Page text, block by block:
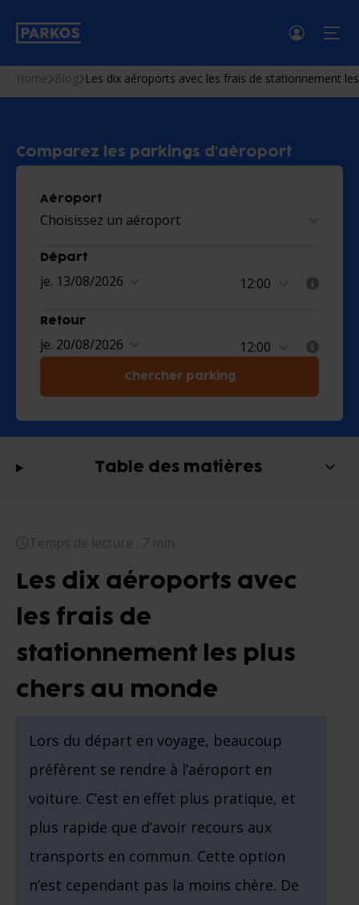
Home Blog Les dix aéroports avec les frais de stationnement
Comparez les parkings d'aéroport
Aéroport
Choisissez un aéroport
Départ
je. 13/08/2026
Retour
je. 20/08/2026
Chercher parking
Temps de lecture : 7 min
Les dix aéroports avec
les frais de
stationnement les plus
chers au monde
Lors du départ en voyage, beaucoup
préfèrent se rendre à l’aéroport en
voiture. C’est en effet plus pratique, et
plus rapide que d’avoir recours aux
transports en commun. Cette option
n’est cependant pas la moins chère. De
Table des matières